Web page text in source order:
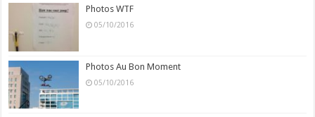
Photos WTF
05/10/2016
Photos Au Bon Moment
05/10/2016